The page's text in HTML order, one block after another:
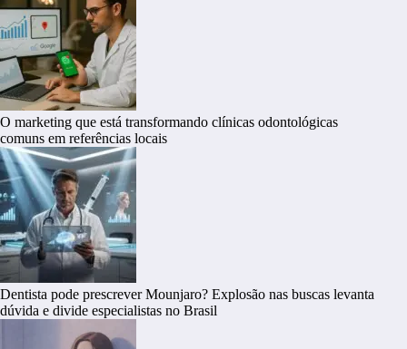
O marketing que está transformando clínicas odontológicas
comuns em referências locais
Dentista pode prescrever Mounjaro? Explosão nas buscas levanta
dúvida e divide especialistas no Brasil